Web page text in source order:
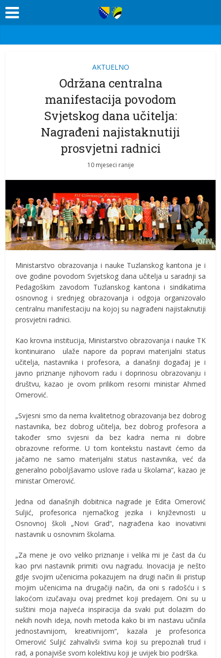
AKTUELNO
Održana centralna
manifestacija povodom
Svjetskog dana učitelja:
Nagrađeni najistaknutiji
prosvjetni radnici
10 mjeseci ranije
Ministarstvo obrazovanja i nauke Tuzlanskog kantona je i
ove godine povodom Svjetskog dana učitelja u saradnji sa
Pedagoškim zavodom Tuzlanskog kantona i sindikatima
osnovnog i srednjeg obrazovanja i odgoja organizovalo
centralnu manifestaciju na kojoj su nagrađeni najistaknutiji
prosvjetni radnici.
Kao krovna institucija, Ministarstvo obrazovanja i nauke TK
kontinuirano ulaže napore da popravi materijalni status
učitelja, nastavnika i profesora, a današnji događaj je i
javno priznanje njihovom radu i doprinosu obrazovanju i
društvu, kazao je ovom prilikom resorni ministar Ahmed
Omerović.
„Svjesni smo da nema kvalitetnog obrazovanja bez dobrog
nastavnika, bez dobrog učitelja, bez dobrog profesora a
također smo svjesni da bez kadra nema ni dobre
obrazovne reforme. U tom kontekstu nastavit ćemo da
jačamo ne samo materijalni status nastavnika, već da
generalno poboljšavamo uslove rada u školama“, kazao je
ministar Omerović.
Jedna od današnjih dobitnica nagrade je Edita Omerović
Suljić, profesorica njemačkog jezika i književnosti u
Osnovnoj školi „Novi Grad“, nagrađena kao inovativni
nastavnik u osnovnim školama.
„Za mene je ovo veliko priznanje i velika mi je čast da ću
kao prvi nastavnik primiti ovu nagradu. Inovacija je nešto
gdje svojim učenicima pokazujem na drugi način ili pristup
mojim učenicima na drugačiji način, da oni s radošću i s
lakoćom izučavaju ovaj predmet koji predajem. Oni su u
suštini moja najveća inspiracija da svaki put dolazim do
nekih novih ideja, novih metoda kako bi im nastavu učinila
jednostavnijom, kreativnijom“, kazala je profesorica
Omerović Suljić zahvalivši svima koji su prepoznali trud i
rad, a ponajviše svom kolektivu koji je uvijek bio podrška.